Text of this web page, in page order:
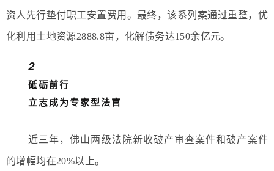
资人先行垫付职工安置费用。最终，该系列案通过重整，优
化利用土地资源2888.8亩，化解债务达150余亿元。
2
砥砺前行
立志成为专家型法官
近三年，佛山两级法院新收破产审查案件和破产案件
的增幅均在20%以上。